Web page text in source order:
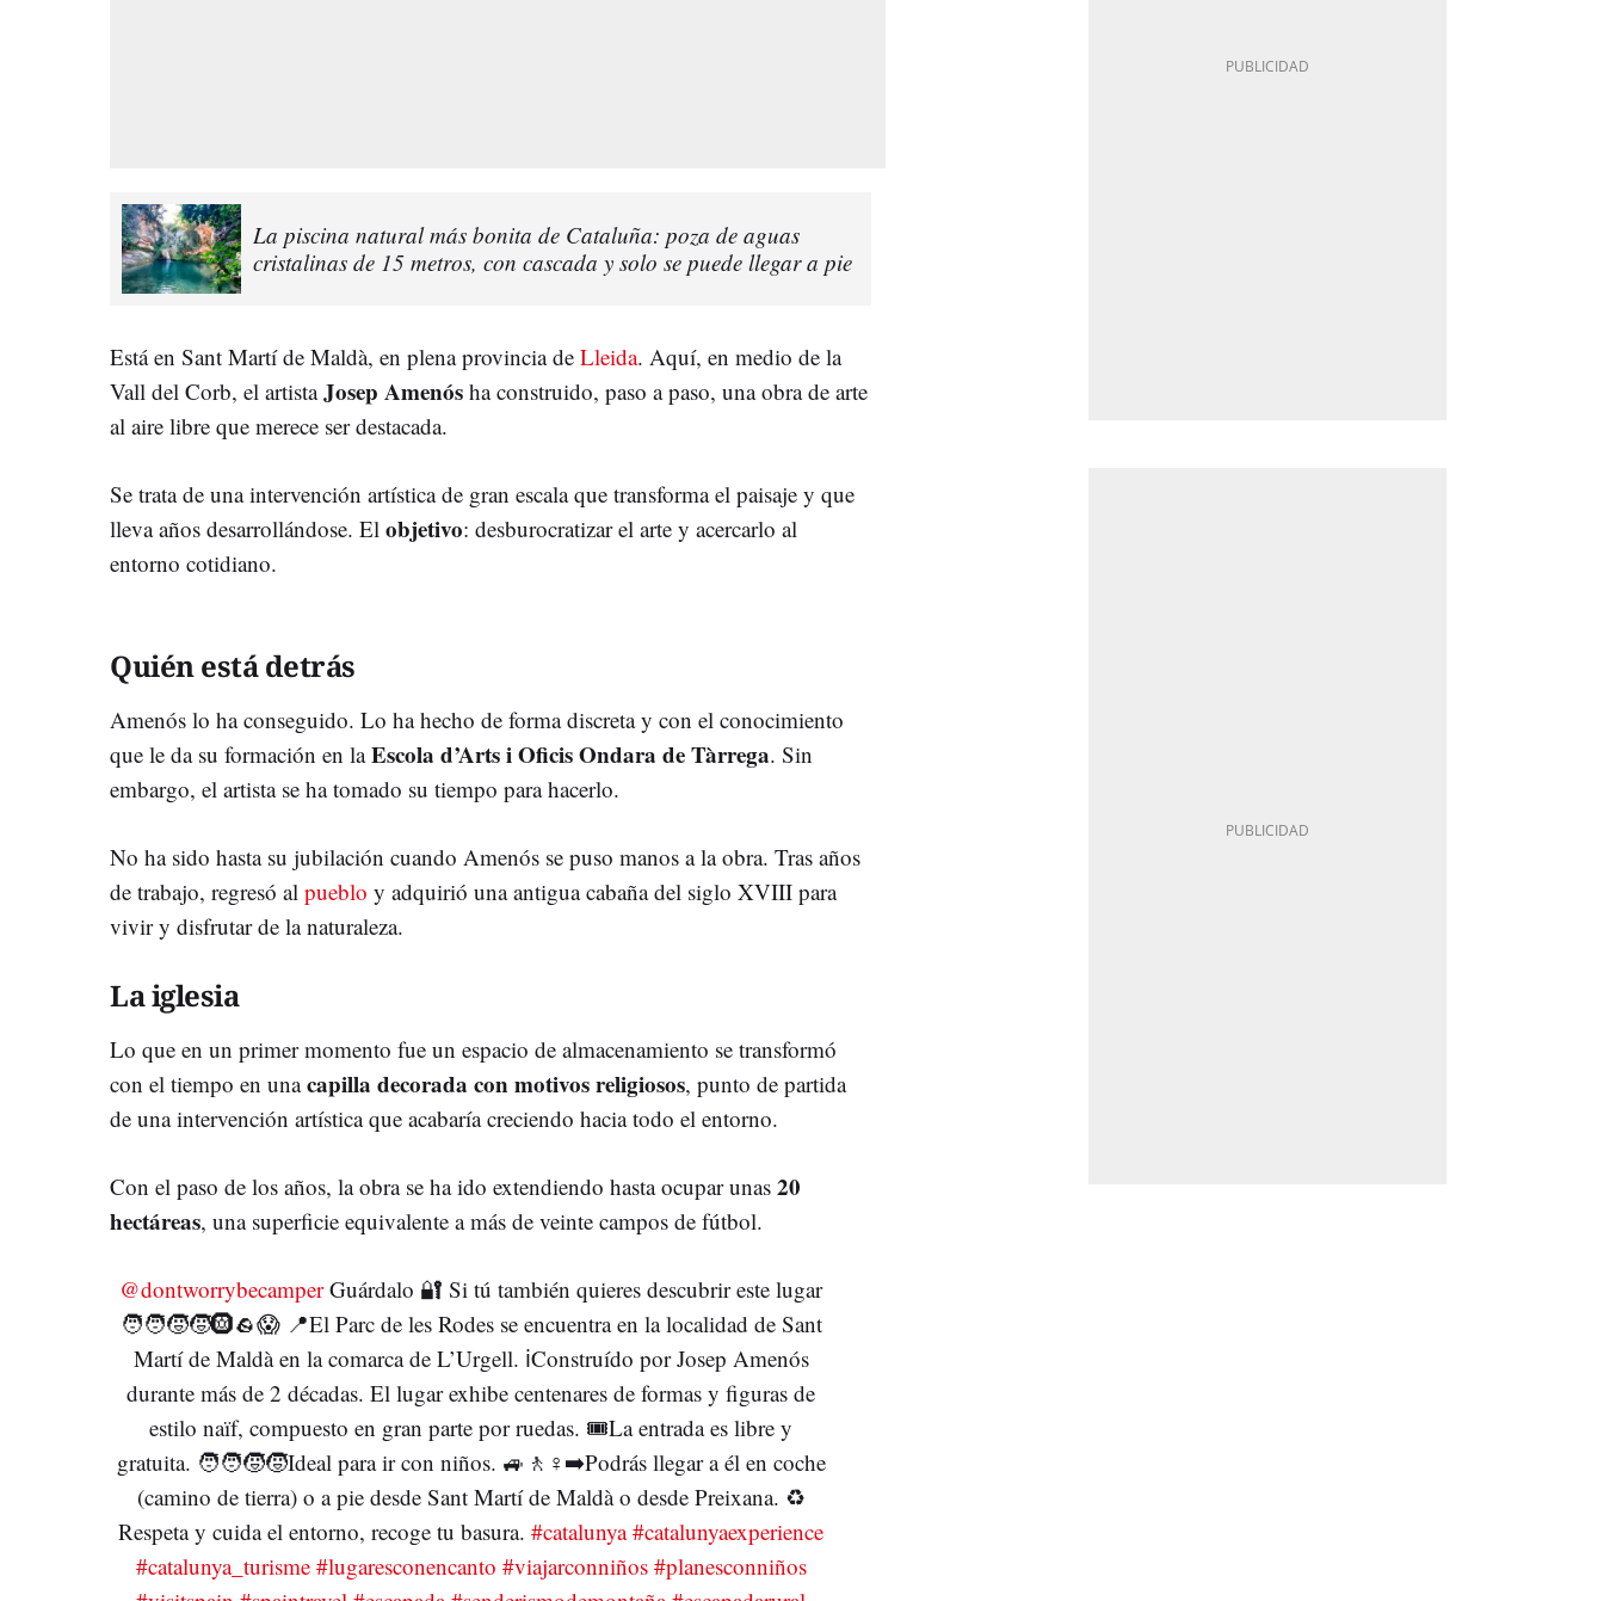
La piscina natural más bonita de Cataluña: poza de aguas
cristalinas de 15 metros, con cascada y solo se puede llegar a pie
Está en Sant Martí de Maldà, en plena provincia de Lleida. Aquí, en medio de la
Vall del Corb, el artistaJosep Amenós ha construido, paso a paso, una obra de arte
al aire libre que merece ser destacada.
Se trata de una intervención artística de gran escala que transforma el paisaje y que
lleva años desarrollándose. El objetivo: desburocratizar el arte y acercarlo al
entorno cotidiano.
Quién está detrás
Amenós lo ha conseguido. Lo ha hecho de forma discreta y con el conocimiento
que le da su formación en laEscola d’Arts i Oficis Ondara de Tàrrega. Sin
embargo, el artista se ha tomado su tiempo para hacerlo.
No ha sido hasta su jubilación cuando Amenós se puso manos a la obra. Tras años
de trabajo, regresó al pueblo y adquirió una antigua cabaña del siglo XVIII para
vivir y disfrutar de la naturaleza.
La iglesia
Lo que en un primer momento fue un espacio de almacenamiento se transformó
con el tiempo en unacapilla decorada con motivos religiosos, punto de partida
de una intervención artística que acabaría creciendo hacia todo el entorno.
Con el paso de los años, la obra se ha ido extendiendo hasta ocupar unas 20
hectáreas, una superficie equivalente a más de veinte campos de fútbol.
@dontworrybecamperGuárdalo 🔐 Si tú también quieres descubrir este lugar
🧑🧑🧒🧒🛞🪨😱 📍El Parc de les Rodes se encuentra en la localidad de Sant
Martí de Maldà en la comarca de L’Urgell. ℹ️Construído por Josep Amenós
durante más de 2 décadas. El lugar exhibe centenares de formas y figuras de
estilo naïf, compuesto en gran parte por ruedas. 🎟️La entrada es libre y
gratuita. 🧑🧑🧒🧒Ideal para ir con niños. 🚙🚶♀️➡️Podrás llegar a él en coche
(camino de tierra) o a pie desde Sant Martí de Maldà o desde Preixana. ♻️
Respeta y cuida el entorno, recoge tu basura. #catalunya #catalunyaexperience
#catalunya_turisme #lugaresconencanto #viajarconniños #planesconniños